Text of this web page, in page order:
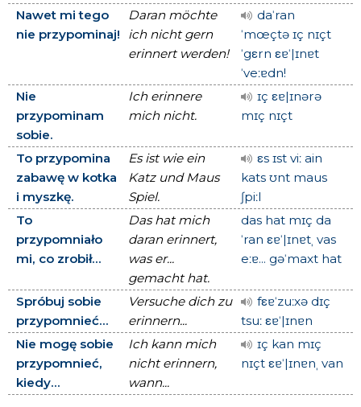
Nawet mi tego
nie przypominaj!
Daran möchte
ich nicht gern
erinnert werden!
daˈran
ˈmœçtə ɪç nɪçt
ˈgεrn εɐˈ|ɪnɐt
ˈveːɐdn!
Nie
przypominam
sobie.
Ich erinnere
mich nicht.
ɪç εɐ|ɪnərə
mɪç nɪçt
To przypomina
zabawę w kotka
i myszkę.
Es ist wie ein
Katz und Maus
Spiel.
εs ɪst viː ain
kats ʊnt maus
ʃpiːl
To
przypomniało
mi, co zrobił...
Das hat mich
daran erinnert,
was er...
gemacht hat.
das hat mɪç da
ˈran εɐˈ|ɪnɐtˌ vas
eːɐ... gəˈmaxt hat
Spróbuj sobie
przypomnieć...
Versuche dich zu
erinnern...
fεɐˈzuːxə dɪç
tsuː εɐˈ|ɪnɐn
Nie mogę sobie
przypomnieć,
kiedy...
Ich kann mich
nicht erinnern,
wann...
ɪç kan mɪç
nɪçt εɐˈ|ɪnɐnˌ van